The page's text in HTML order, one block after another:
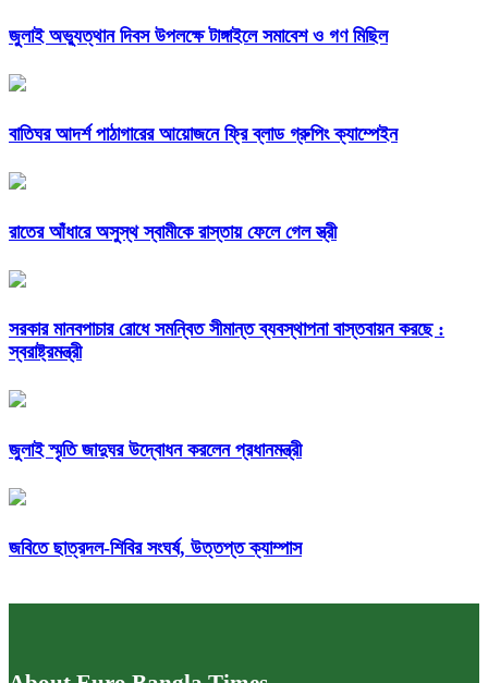
জুলাই অভ্যুত্থান দিবস উপলক্ষে টাঙ্গাইলে সমাবেশ ও গণ মিছিল
বাতিঘর আদর্শ পাঠাগারের আয়োজনে ফ্রি ব্লাড গ্রুপিং ক্যাম্পেইন
রাতের আঁধারে অসুস্থ স্বামীকে রাস্তায় ফেলে গেল স্ত্রী
সরকার মানবপাচার রোধে সমন্বিত সীমান্ত ব্যবস্থাপনা বাস্তবায়ন করছে :
স্বরাষ্ট্রমন্ত্রী
জুলাই স্মৃতি জাদুঘর উদ্বোধন করলেন প্রধানমন্ত্রী
জবিতে ছাত্রদল-শিবির সংঘর্ষ, উত্তপ্ত ক্যাম্পাস